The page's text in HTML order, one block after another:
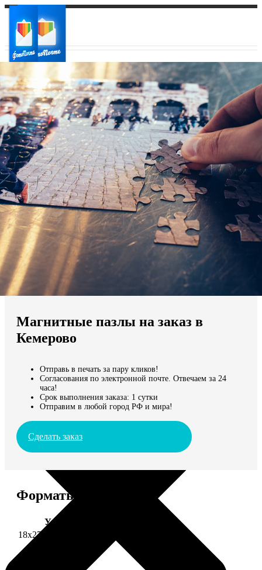
Ваш город:
Ваш регион доставки
Выберите из списка:
Мы доставляем по всему миру
Продолжить без города
Магнитные пазлы на заказ в
Кемерово
Отправь в печать за пару кликов!
Согласования по электронной почте. Отвечаем за 24
часа!
Срок выполнения заказа: 1 сутки
Отправим в любой город РФ и мира!
Сделать заказ
Форматы и цены
Услуга
18х27 см 126 частей